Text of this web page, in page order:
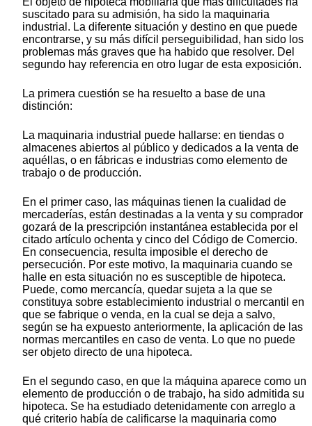
suscitado para su admisión, ha sido la maquinaria
industrial. La diferente situación y destino en que puede
encontrarse, y su más difícil perseguibilidad, han sido los
problemas más graves que ha habido que resolver. Del
segundo hay referencia en otro lugar de esta exposición.
La primera cuestión se ha resuelto a base de una
distinción:
La maquinaria industrial puede hallarse: en tiendas o
almacenes abiertos al público y dedicados a la venta de
aquéllas, o en fábricas e industrias como elemento de
trabajo o de producción.
En el primer caso, las máquinas tienen la cualidad de
mercaderías, están destinadas a la venta y su comprador
gozará de la prescripción instantánea establecida por el
citado artículo ochenta y cinco del Código de Comercio.
En consecuencia, resulta imposible el derecho de
persecución. Por este motivo, la maquinaria cuando se
halle en esta situación no es susceptible de hipoteca.
Puede, como mercancía, quedar sujeta a la que se
constituya sobre establecimiento industrial o mercantil en
que se fabrique o venda, en la cual se deja a salvo,
según se ha expuesto anteriormente, la aplicación de las
normas mercantiles en caso de venta. Lo que no puede
ser objeto directo de una hipoteca.
En el segundo caso, en que la máquina aparece como un
elemento de producción o de trabajo, ha sido admitida su
hipoteca. Se ha estudiado detenidamente con arreglo a
qué criterio había de calificarse la maquinaria como